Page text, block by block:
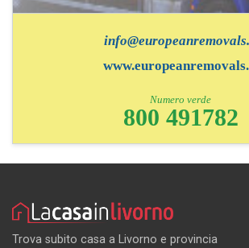
Numero verde
800 491782
Trova subito casa a Livorno e provincia